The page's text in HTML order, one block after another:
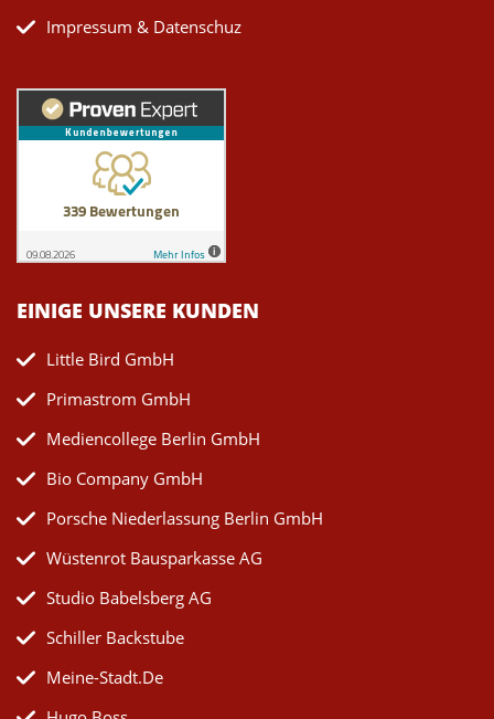
Impressum & Datenschuz
EINIGE UNSERE KUNDEN
Little Bird GmbH
Primastrom GmbH
Mediencollege Berlin GmbH
Bio Company GmbH
Porsche Niederlassung Berlin GmbH
Wüstenrot Bausparkasse AG
Studio Babelsberg AG
Schiller Backstube
Meine-Stadt.de